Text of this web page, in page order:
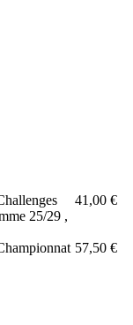
25/29 ,
41,00 €
57,50 €